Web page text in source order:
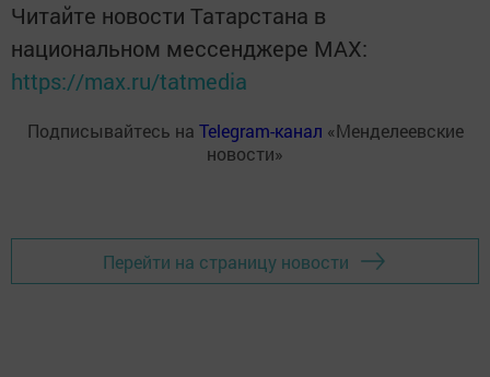
Читайте новости Татарстана в
национальном мессенджере MАХ:
https://max.ru/tatmedia
Подписывайтесь на Telegram-канал «Менделеевские
новости»
Перейти на страницу новости